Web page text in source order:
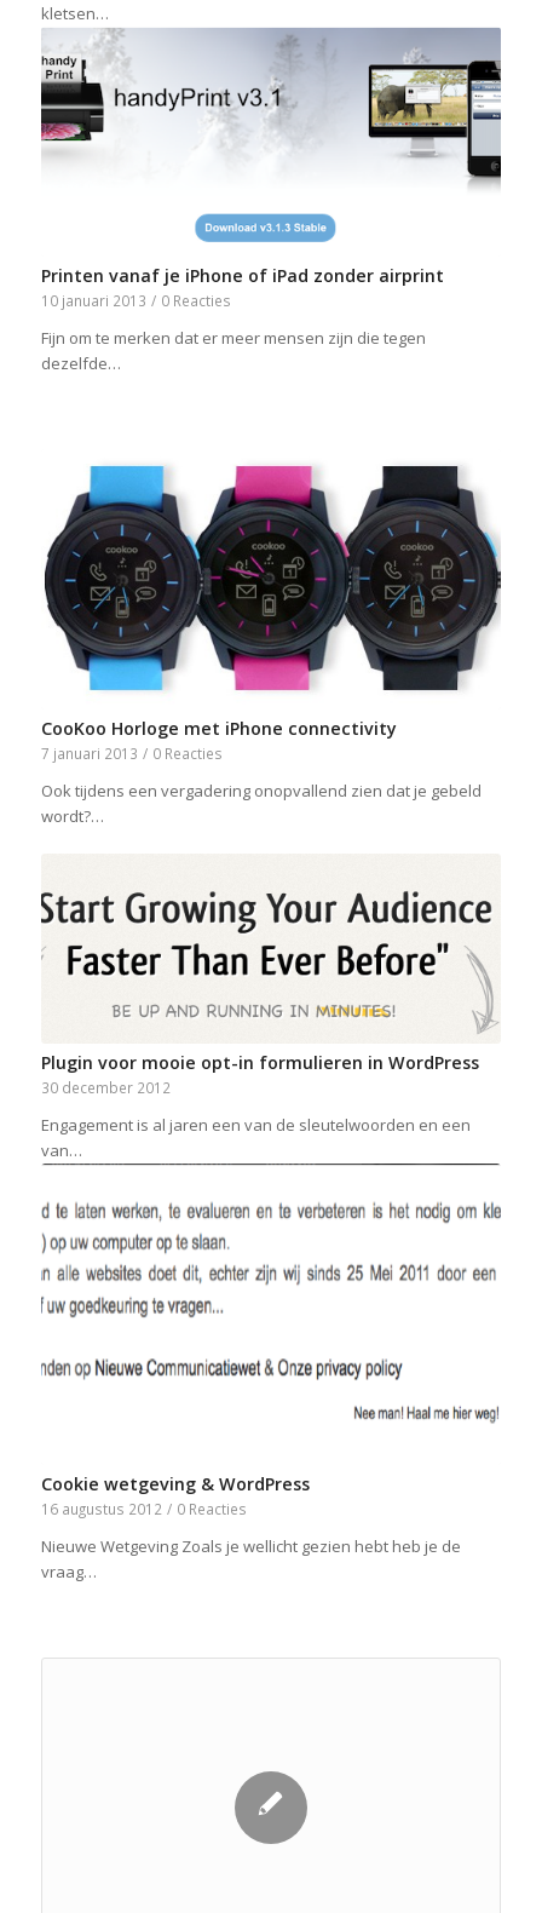
kletsen…
Printen vanaf je iPhone of iPad zonder airprint
10 januari 2013 / 0 Reacties
Fijn om te merken dat er meer mensen zijn die tegen
dezelfde…
CooKoo Horloge met iPhone connectivity
7 januari 2013 / 0 Reacties
Ook tijdens een vergadering onopvallend zien dat je gebeld
wordt?…
Plugin voor mooie opt-in formulieren in WordPress
30 december 2012
Engagement is al jaren een van de sleutelwoorden en een
van…
Cookie wetgeving & WordPress
16 augustus 2012 / 0 Reacties
Nieuwe Wetgeving Zoals je wellicht gezien hebt heb je de
vraag…